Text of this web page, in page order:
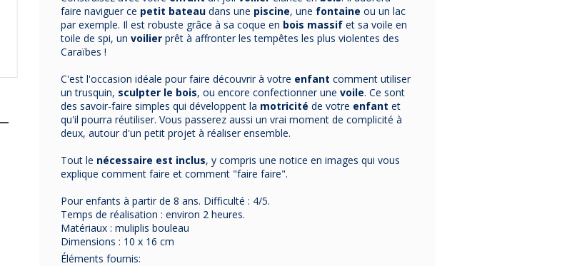
faire naviguer ce petit bateaudans une piscine, une fontaine ou un lac
par exemple. Il est robuste grâce à sa coque en bois massifet sa voile en
toile de spi, un voilierprêt à affronter les tempêtes les plus violentes des
Caraïbes !
C'est l'occasion idéale pour faire découvrir à votre enfant comment utiliser
un trusquin, sculpter le bois, ou encore confectionner une voile. Ce sont
des savoir-faire simples qui développent la motricité de votre enfant et
qu'il pourra réutiliser. Vous passerez aussi un vrai moment de complicité à
deux, autour d'un petit projet à réaliser ensemble.
Tout le nécessaire est inclus, y compris une notice en images qui vous
explique comment faire et comment "faire faire".
Pour enfants à partir de 8 ans. Difficulté : 4/5.
Temps de réalisation : environ 2 heures.
Matériaux : muliplis bouleau
Dimensions : 10 x 16 cm
Éléments fournis: